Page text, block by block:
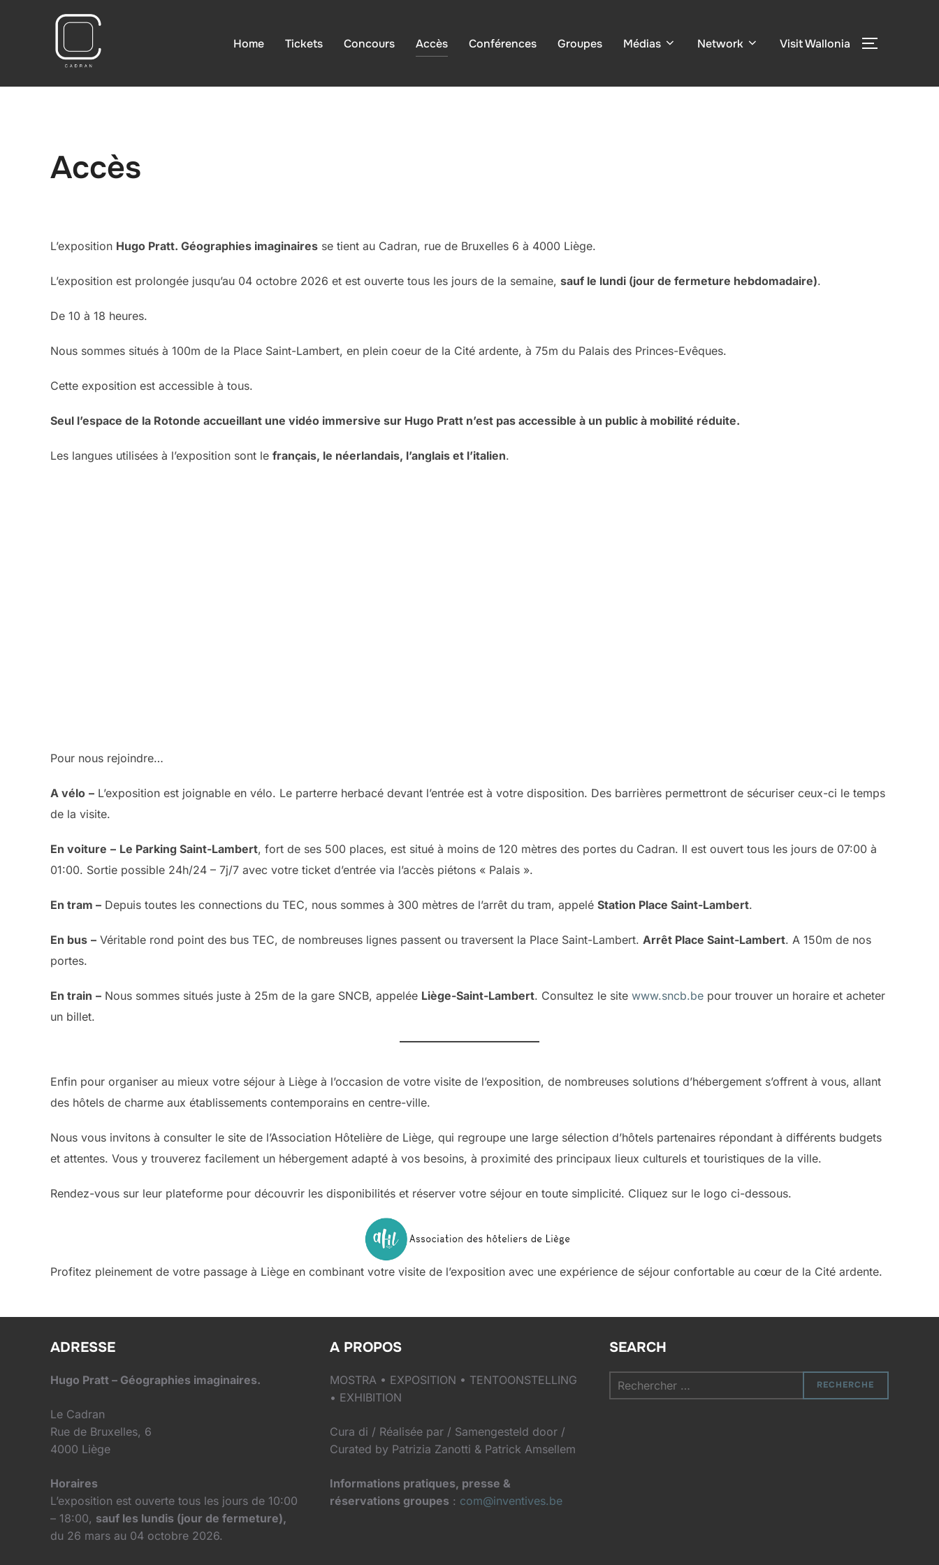
Home Tickets Concours Accès Conférences Groupes Médias Network Visit Wallonia
Accès
L’exposition Hugo Pratt. Géographies imaginaires se tient au Cadran, rue de Bruxelles 6 à 4000 Liège.
L’exposition est prolongée jusqu’au 04 octobre 2026 et est ouverte tous les jours de la semaine, sauf le lundi (jour de fermeture hebdomadaire).
De 10 à 18 heures.
Nous sommes situés à 100m de la Place Saint-Lambert, en plein coeur de la Cité ardente, à 75m du Palais des Princes-Evêques.
Cette exposition est accessible à tous.
Seul l’espace de la Rotonde accueillant une vidéo immersive sur Hugo Pratt n’est pas accessible à un public à mobilité réduite.
Les langues utilisées à l’exposition sont le français, le néerlandais, l’anglais et l’italien.
Pour nous rejoindre…
A vélo – L’exposition est joignable en vélo. Le parterre herbacé devant l’entrée est à votre disposition. Des barrières permettront de sécuriser ceux-ci le temps
de la visite.
En voiture – Le Parking Saint-Lambert, fort de ses 500 places, est situé à moins de 120 mètres des portes du Cadran. Il est ouvert tous les jours de 07:00 à
01:00. Sortie possible 24h/24 – 7j/7 avec votre ticket d’entrée via l’accès piétons « Palais ».
En tram – Depuis toutes les connections du TEC, nous sommes à 300 mètres de l’arrêt du tram, appelé Station Place Saint-Lambert.
En bus – Véritable rond point des bus TEC, de nombreuses lignes passent ou traversent la Place Saint-Lambert. Arrêt Place Saint-Lambert. A 150m de nos
portes.
En train – Nous sommes situés juste à 25m de la gare SNCB, appelée Liège-Saint-Lambert. Consultez le site www.sncb.be pour trouver un horaire et acheter
un billet.
Enfin pour organiser au mieux votre séjour à Liège à l’occasion de votre visite de l’exposition, de nombreuses solutions d’hébergement s’offrent à vous, allant
des hôtels de charme aux établissements contemporains en centre-ville.
Nous vous invitons à consulter le site de l’Association Hôtelière de Liège, qui regroupe une large sélection d’hôtels partenaires répondant à différents budgets
et attentes. Vous y trouverez facilement un hébergement adapté à vos besoins, à proximité des principaux lieux culturels et touristiques de la ville.
Rendez-vous sur leur plateforme pour découvrir les disponibilités et réserver votre séjour en toute simplicité. Cliquez sur le logo ci-dessous.
Profitez pleinement de votre passage à Liège en combinant votre visite de l’exposition avec une expérience de séjour confortable au cœur de la Cité ardente.
ADRESSE
Hugo Pratt – Géographies imaginaires.
Le Cadran
Rue de Bruxelles, 6
4000 Liège
Horaires
L’exposition est ouverte tous les jours de 10:00
– 18:00, sauf les lundis (jour de fermeture),
du 26 mars au 04 octobre 2026.
A PROPOS
MOSTRA • EXPOSITION • TENTOONSTELLING
• EXHIBITION
Cura di / Réalisée par / Samengesteld door /
Curated by Patrizia Zanotti & Patrick Amsellem
Informations pratiques, presse &
réservations groupes : com@inventives.be
SEARCH
Rechercher
:
RECHERCHE